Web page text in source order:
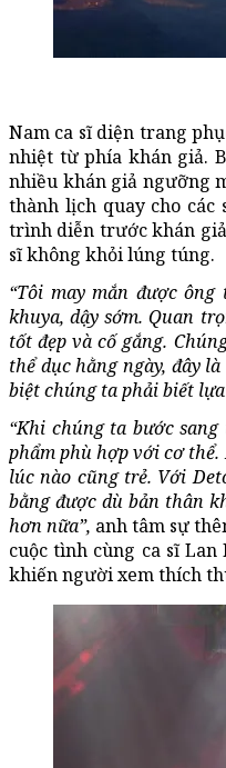
Nam ca sĩ diện trang
nhiệt từ phía khán giả.
nhiều khán giả ngưỡng
thành lịch quay cho các
trình diễn trước khán
sĩ không khỏi lúng túng.
“Tôi may mắn được
khuya, dậy sớm. Quan
tốt đẹp và cố gắng.
thể dục hằng ngày, đây
biệt chúng ta phải biết
“Khi chúng ta bước
phẩm phù hợp với cơ
lúc nào cũng trẻ. Với
bằng được dù bản thân
hơn nữa”, anh tâm sự
cuộc tình cùng ca sĩ
khiến người xem thích